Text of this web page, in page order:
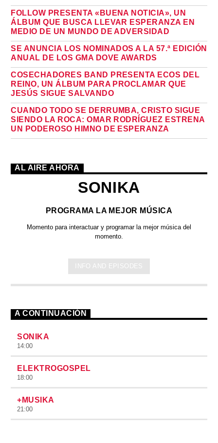
FOLLOW PRESENTA «BUENA NOTICIA», UN
ÁLBUM QUE BUSCA LLEVAR ESPERANZA EN
MEDIO DE UN MUNDO DE ADVERSIDAD
SE ANUNCIA LOS NOMINADOS A LA 57.ª EDICIÓN
ANUAL DE LOS GMA DOVE AWARDS
COSECHADORES BAND PRESENTA ECOS DEL
REINO, UN ÁLBUM PARA PROCLAMAR QUE
JESÚS SIGUE SALVANDO
CUANDO TODO SE DERRUMBA, CRISTO SIGUE
SIENDO LA ROCA: OMAR RODRÍGUEZ ESTRENA
UN PODEROSO HIMNO DE ESPERANZA
AL AIRE AHORA
SONIKA
PROGRAMA LA MEJOR MÚSICA
Momento para interactuar y programar la mejor música del
momento.
INFO AND EPISODES
A CONTINUACIÓN
SONIKA
14:00
ELEKTROGOSPEL
18:00
+MUSIKA
21:00